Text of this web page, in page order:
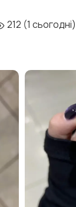
212 (1 сьогодні)